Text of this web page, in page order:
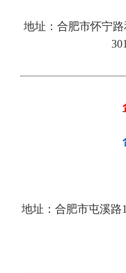
地址：合肥市怀宁
地址：合肥市屯溪路